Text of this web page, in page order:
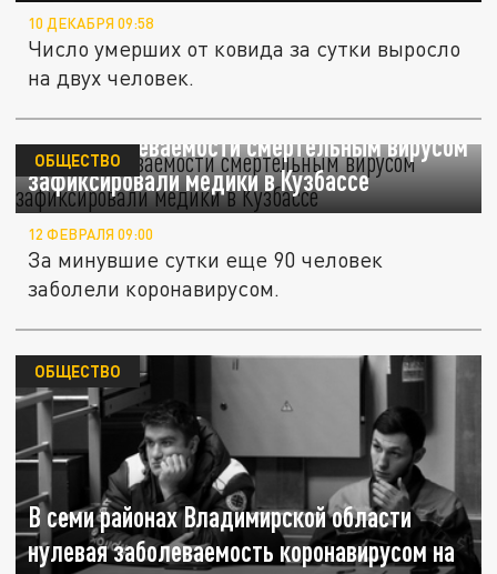
10 ДЕКАБРЯ 09:58
Число умерших от ковида за сутки выросло
на двух человек.
Рост заболеваемости смертельным вирусом
зафиксировали медики в Кузбассе
ОБЩЕСТВО
12 ФЕВРАЛЯ 09:00
За минувшие сутки еще 90 человек
заболели коронавирусом.
В семи районах Владимирской области
нулевая заболеваемость коронавирусом на
ОБЩЕСТВО